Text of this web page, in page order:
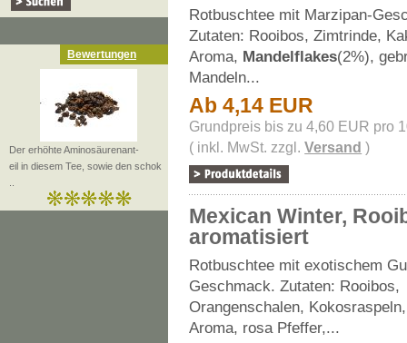
Bewertungen
Der erhöhte Aminosäurenant-
eil in diesem Tee, sowie den schok
Rotbuschtee mit Marzipan-
Zutaten: Rooibos, Zimtrinde,
Aroma, Mandelflakes(2%),
Mandeln...
Ab 4,14 EUR
Grundpreis bis zu 4,60 EUR pro
( inkl. MwSt. zzgl.Versand )
Mexican Winter,
aromatisiert
Rotbuschtee mit exotischem
Geschmack. Zutaten: Rooibos,
Orangenschalen,
Aroma, rosa Pfeffer,...